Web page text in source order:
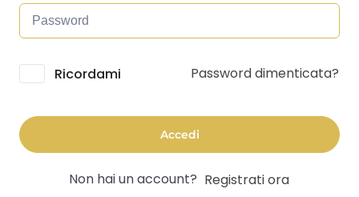
Alternative:
Ricordami Password dimenticata?
Accedi
Non hai un account? Registrati ora